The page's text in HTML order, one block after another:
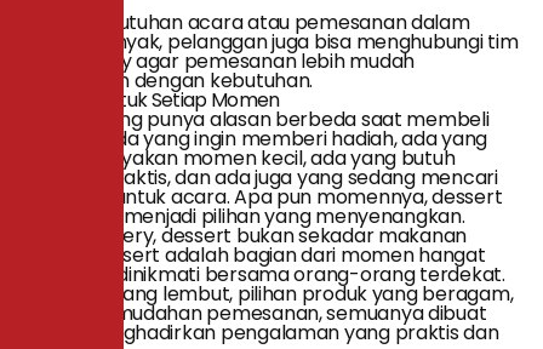
Untuk kebutuhan acara atau pemesanan dalam
jumlah banyak, pelanggan juga bisa menghubungi tim
Dea Bakery agar pemesanan lebih mudah
disesuaikan dengan kebutuhan.
Dessert untuk Setiap Momen
Setiap orang punya alasan berbeda saat membeli
dessert. Ada yang ingin memberi hadiah, ada yang
ingin merayakan momen kecil, ada yang butuh
camilan praktis, dan ada juga yang sedang mencari
konsumsi untuk acara. Apa pun momennya, dessert
selalu bisa menjadi pilihan yang menyenangkan.
Di Dea Bakery, dessert bukan sekadar makanan
manis. Dessert adalah bagian dari momen hangat
yang bisa dinikmati bersama orang-orang terdekat.
Dari rasa yang lembut, pilihan produk yang beragam,
hingga kemudahan pemesanan, semuanya dibuat
untuk menghadirkan pengalaman yang praktis dan